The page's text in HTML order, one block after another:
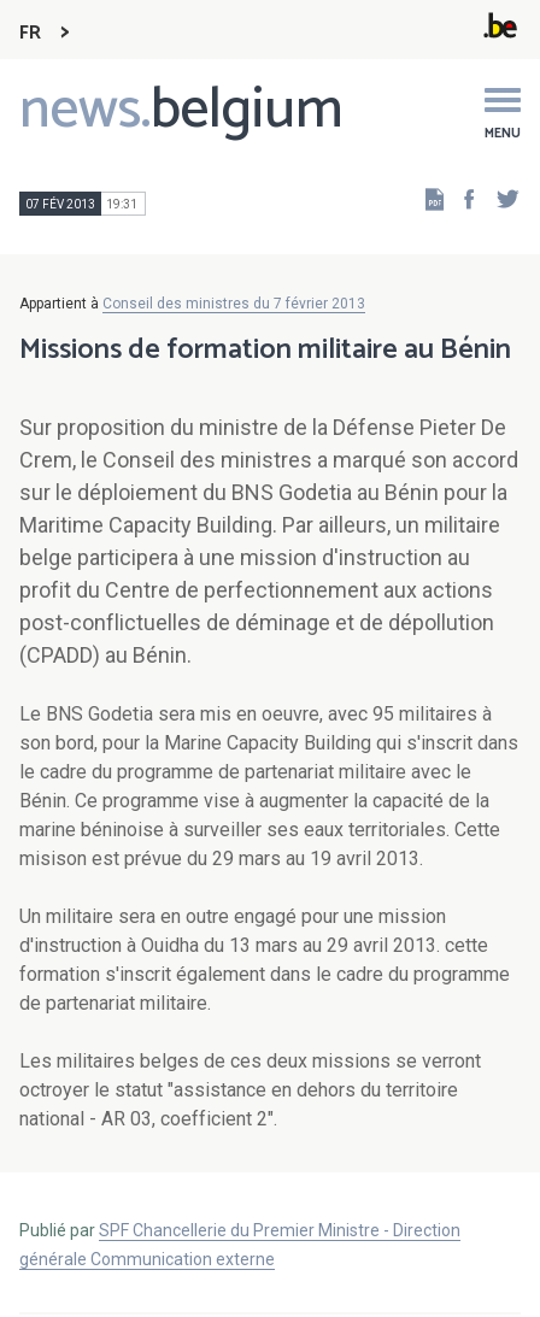
FR
news.belgium MENU
Main
navigation
07 FÉV 2013 19:31
Appartient à Conseil des ministres du 7 février 2013
Missions de formation militaire au Bénin
Sur proposition du ministre de la Défense Pieter De
Crem, le Conseil des ministres a marqué son accord
sur le déploiement du BNS Godetia au Bénin pour la
Maritime Capacity Building. Par ailleurs, un militaire
belge participera à une mission d'instruction au
profit du Centre de perfectionnement aux actions
post-conflictuelles de déminage et de dépollution
(CPADD) au Bénin.
Le BNS Godetia sera mis en oeuvre, avec 95 militaires à
son bord, pour la Marine Capacity Building qui s'inscrit dans
le cadre du programme de partenariat militaire avec le
Bénin. Ce programme vise à augmenter la capacité de la
marine béninoise à surveiller ses eaux territoriales. Cette
misison est prévue du 29 mars au 19 avril 2013.
Un militaire sera en outre engagé pour une mission
d'instruction à Ouidha du 13 mars au 29 avril 2013. cette
formation s'inscrit également dans le cadre du programme
de partenariat militaire.
Les militaires belges de ces deux missions se verront
octroyer le statut "assistance en dehors du territoire
national - AR 03, coefficient 2".
Publié parSPF Chancellerie du Premier Ministre - Direction
générale Communication externe